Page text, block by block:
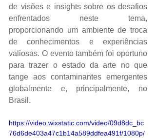
de visões e insights sobre os desafios
enfrentados neste tema,
proporcionando um ambiente de troca
de conhecimentos e experiências
valiosas. O evento também foi oportuno
para trazer o estado da arte no que
tange aos contaminantes emergentes
globalmente e, principalmente, no
Brasil.
https://video.wixstatic.com/video/09d8dc_bc
76d6de403a47c1b14a589ddfea491f/1080p/